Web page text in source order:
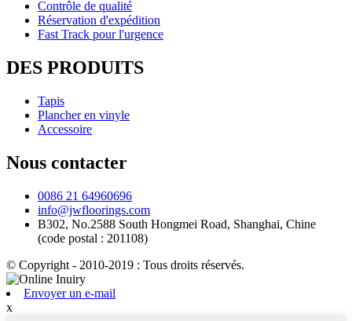
Contrôle de qualité
Réservation d'expédition
Fast Track pour l'urgence
DES PRODUITS
Tapis
Plancher en vinyle
Accessoire
Nous contacter
0086 21 64960696
info@jwfloorings.com
B302, No.2588 South Hongmei Road, Shanghai, Chine
(code postal : 201108)
© Copyright - 2010-2019 : Tous droits réservés.
Envoyer un e-mail
x